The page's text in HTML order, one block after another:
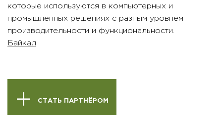
которые используются в компьютерных и
промышленных решениях с разным уровнем
производительности и функциональности.
Байкал
СТАТЬ ПАРТНЁРОМ